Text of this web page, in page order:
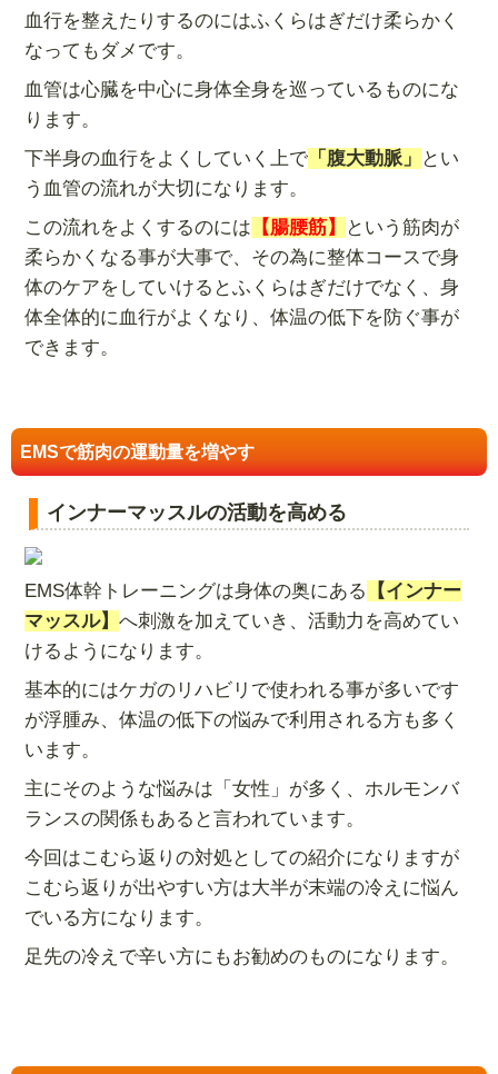
血行を整えたりするのにはふくらはぎだけ柔らかく
なってもダメです。
血管は心臓を中心に身体全身を巡っているものにな
ります。
下半身の血行をよくしていく上で 「腹大動脈」
とい
う血管の流れが大切になります。
この流れをよくするのには 【腸腰筋】
という筋肉が
柔らかくなる事が大事で、その為に整体コースで身
体のケアをしていけるとふくらはぎだけでなく、身
体全体的に血行がよくなり、体温の低下を防ぐ事が
できます。
EMSで筋肉の運動量を増やす
インナーマッスルの活動を高める
EMS体幹トレーニングは身体の奥にある
【インナー
マッスル】 へ刺激を加えていき、活動力を高めてい
けるようになります。
基本的にはケガのリハビリで使われる事が多いです
が浮腫み、体温の低下の悩みで利用される方も多く
います。
主にそのような悩みは「女性」が多く、ホルモンバ
ランスの関係もあると言われています。
今回はこむら返りの対処としての紹介になりますが
こむら返りが出やすい方は大半が末端の冷えに悩ん
でいる方になります。
足先の冷えで辛い方にもお勧めのものになります。